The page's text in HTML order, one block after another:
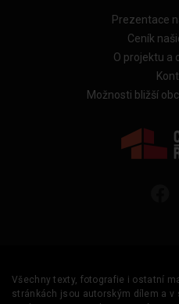
Prezentace
Ceník
O projektu a
Možnosti bližší
Všechny texty, fotografie i ostatní
stránkách jsou autorským dílem a v